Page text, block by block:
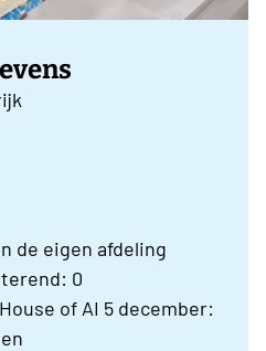
de eigen afdeling
0
of AI 5 december: